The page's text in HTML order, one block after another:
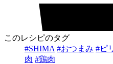
このレシピのタグ
#SHIMA #おつまみ #ピ
肉 #鶏肉